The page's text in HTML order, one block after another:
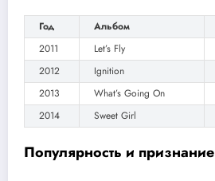
Год Альбом
2011
Let’s Fly
2012
Ignition
2013
What’s Going On
2014
Sweet Girl
Популярность и признание